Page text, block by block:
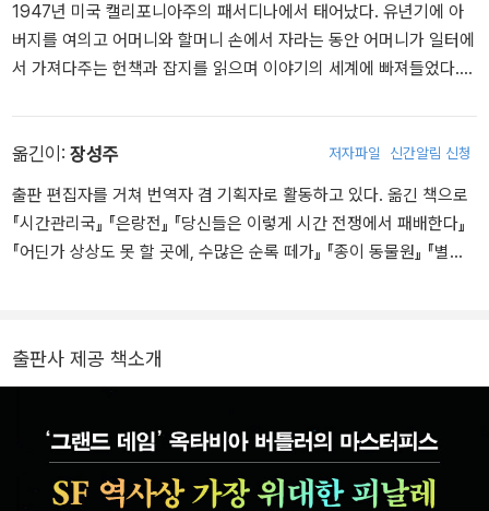
1947년 미국 캘리포니아주의 패서디나에서 태어났다. 유년기에 아
버지를 여의고 어머니와 할머니 손에서 자라는 동안 어머니가 일터에
서 가져다주는 헌책과 잡지를 읽으며 이야기의 세계에 빠져들었다.
등에서 임시직 노동자로 일하고 밤에는 야간 전문대학에 다니며 꾸준
히 글을 쓴 버틀러는 유명한 SF 작가이자 편집자인 할란 엘리슨에게
권유받아 클라리온 SF 작가 워크숍에 참석했고, 첫 단편을 상업 잡지
에 팔면서 작가로서 첫발을 내딛는다. 마침내 1976년 첫 장편 소설
『패턴마스터The Patternmaster』를 발표하며 본격적인 작가 경력을
보이며 독보적인 작가로 성장했다. 이전까지 엘리트 백인 남성 작가
지평을 가리키는 이정표로 여겨졌을 뿐 아니라, 21세기 들어 차별과
혐오가 극단화된 오늘날의 세계에서도 새삼 큰 관심을 받고 있다. 버
틀러는 휴고상과 네뷸러상, 로커스상 등을 여러 차례 수상했으며, SF
옮긴이: 장성주 저자파일 신간알림 신청
출판 편집자를 거쳐 번역자 겸 기획자로 활동하고 있다. 옮긴 책으로
『시간관리국』 『은랑전』 『당신들은 이렇게 시간 전쟁에서 패배한다』
『어딘가 상상도 못 할 곳에, 수많은 순록 떼가』 『종이 동물원』 『별도
출판사 제공 책소개